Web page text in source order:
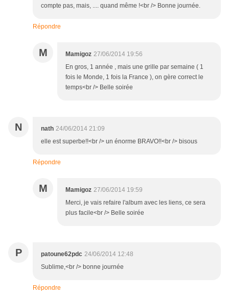
compte pas, mais, .... quand même !<br /> Bonne journée.
Répondre
M Mamigoz 27/06/2014 19:56
En gros, 1 année , mais une grille par semaine ( 1
fois le Monde, 1 fois la France ), on gère correct le
temps<br /> Belle soirée
N nath 24/06/2014 21:09
elle est superbe!!<br /> un énorme BRAVO!!<br /> bisous
Répondre
M Mamigoz 27/06/2014 19:59
Merci, je vais refaire l'album avec les liens, ce sera
plus facile<br /> Belle soirée
P patoune62pdc 24/06/2014 12:48
Sublime,<br /> bonne journée
Répondre